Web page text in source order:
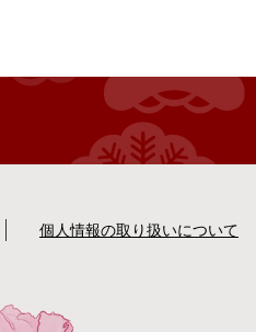
個人情報の取り扱いについて